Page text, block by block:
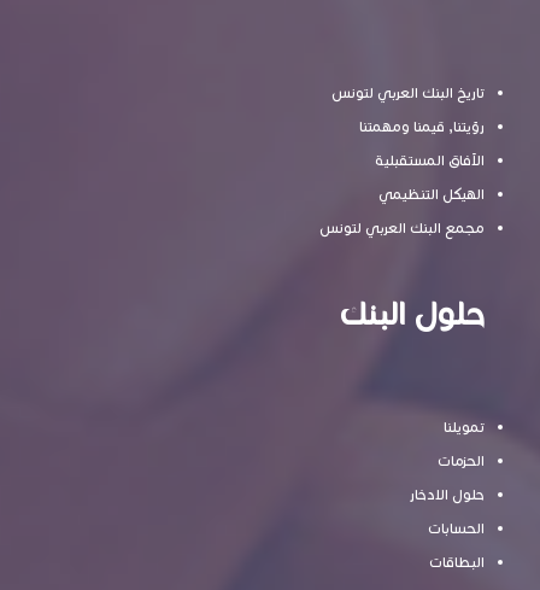
تاريخ البنك العربي لتونس
رؤيتنا, قيمنا ومهمتنا
الآفاق المستقبلية
الهيكل التنظيمي
مجمع البنك العربي لتونس
حلول البنك
تمويلنا
الحزمات
حلول الادخار
الحسابات
البطاقات